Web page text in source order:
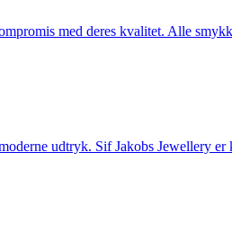
med deres kvalitet. Alle
udtryk. Sif Jakobs Jewellery